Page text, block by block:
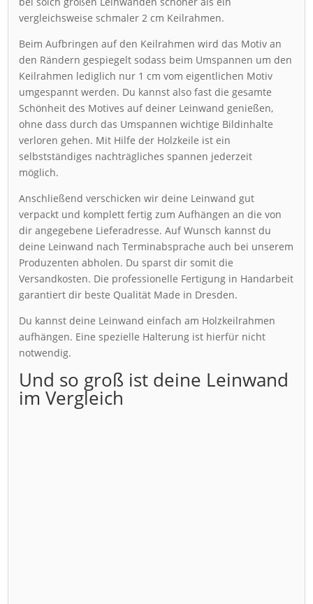
vergleichsweise schmaler 2 cm Keilrahmen.
Beim Aufbringen auf den Keilrahmen wird das Motiv an
den Rändern gespiegelt sodass beim Umspannen um den
Keilrahmen lediglich nur 1 cm vom eigentlichen Motiv
umgespannt werden. Du kannst also fast die gesamte
Schönheit des Motives auf deiner Leinwand genießen,
ohne dass durch das Umspannen wichtige Bildinhalte
verloren gehen. Mit Hilfe der Holzkeile ist ein
selbstständiges nachträgliches spannen jederzeit
möglich.
Anschließend verschicken wir deine Leinwand gut
verpackt und komplett fertig zum Aufhängen an die von
dir angegebene Lieferadresse. Auf Wunsch kannst du
deine Leinwand nach Terminabsprache auch bei unserem
Produzenten abholen. Du sparst dir somit die
Versandkosten. Die professionelle Fertigung in Handarbeit
garantiert dir beste Qualität Made in Dresden.
Du kannst deine Leinwand einfach am Holzkeilrahmen
aufhängen. Eine spezielle Halterung ist hierfür nicht
notwendig.
Und so groß ist deine Leinwand
im Vergleich